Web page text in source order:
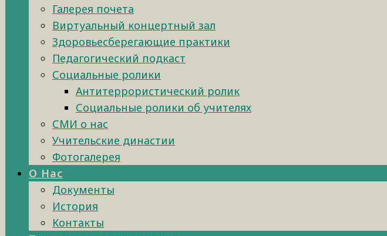
Галерея почета
Виртуальный концертный зал
Здоровьесберегающие практики
Педагогический подкаст
Социальные ролики
Антитеррористический ролик
Социальные ролики об учителях
СМИ о нас
Учительские династии
Фотогалерея
О Нас
Документы
История
Контакты